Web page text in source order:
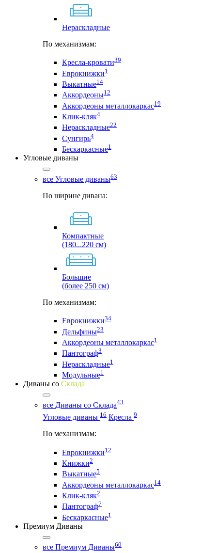
Нераскладные
По механизмам:
Кресла-кровати39
Еврокнижки1
Выкатные14
Аккордеоны12
Аккордеоны металлокаркас19
Клик-кляк4
Нераскладные22
Сунгирь4
Бескаркасные1
Угловые диваны
все Угловые диваны63
По ширине дивана:
Компактные
(180...220 см)
Большие
(более 250 см)
По механизмам:
Еврокнижки34
Дельфины23
Аккордеоны металлокаркас1
Пантограф3
Нераскладные1
Модульные1
Диваны со Склада
все Диваны со Склада43
Угловые диваны 16 Кресла 9
По механизмам:
Еврокнижки12
Книжки2
Выкатные5
Аккордеоны металлокаркас14
Клик-кляк2
Пантограф7
Бескаркасные1
Премиум Диваны
все Премиум Диваны60